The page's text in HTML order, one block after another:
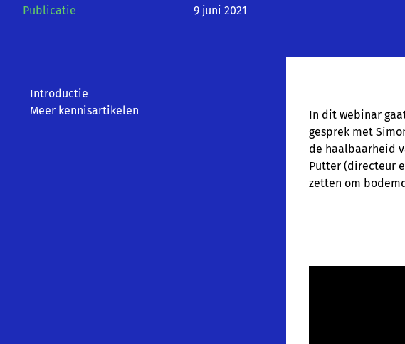
Publicatie 9 juni 2021
Introductie
Meer kennisartikelen
In dit webinar
gesprek met
de haalbaarheid
Putter (directeur
zetten om